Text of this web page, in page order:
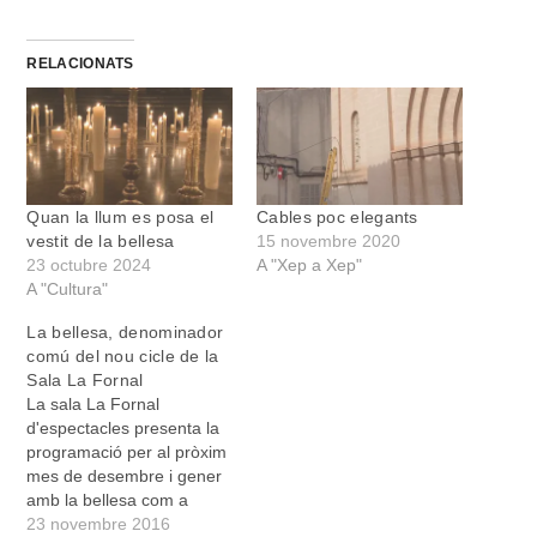
RELACIONATS
Quan la llum es posa el
vestit de la bellesa
23 octubre 2024
A "Cultura"
Cables poc elegants
15 novembre 2020
A "Xep a Xep"
La bellesa, denominador
comú del nou cicle de la
Sala La Fornal
La sala La Fornal
d'espectacles presenta la
programació per al pròxim
mes de desembre i gener
amb la bellesa com a
denominador comú, enmig
23 novembre 2016